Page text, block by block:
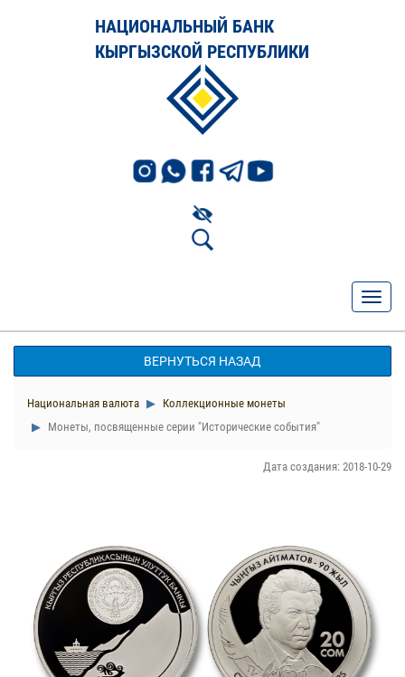
НАЦИОНАЛЬНЫЙ БАНК
КЫРГЫЗСКОЙ РЕСПУБЛИКИ
ВЕРНУТЬСЯ НАЗАД
Национальная валюта
Коллекционные монеты
Монеты, посвященные серии "Исторические события"
Дата создания: 2018-10-29